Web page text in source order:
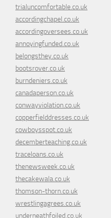
trialuncomfortable.co.uk
accordingchapel.co.uk
accordingoversees.co.uk
annoyingfunded.co.uk
belongsthey.co.uk
bootsrover.co.uk
burndeniers.co.uk
canadaperson.co.uk
conwayviolation.co.uk
copperfielddresses.co.uk
cowboysspot.co.uk
decemberteaching.co.uk
traceloans.co.uk
thenewsweek.co.uk
thecakewala.co.uk
thomson-thorn.co.uk
wrestlingagrees.co.uk
underneathfoiled.co.uk